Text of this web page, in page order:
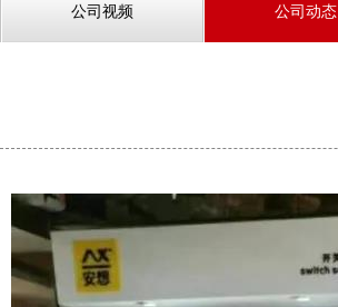
公司视频 公司动态